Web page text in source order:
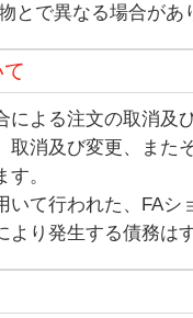
とで異なる場合があ
による注文の取消及
取消及び変更、また
。
いて行われた、FA
より発生する債務は